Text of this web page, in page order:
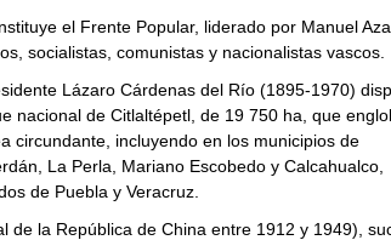
el Frente Popular, liderado por Manuel
socialistas, comunistas y nacionalistas vascos.
Lázaro Cárdenas del Río (1895-1970)
nacional de Citlaltépetl, de 19 750 ha, que
circundante, incluyendo en los municipios de
La Perla, Mariano Escobedo y Calcahualco,
de Puebla y Veracruz.
de la República de China entre 1912 y 1949),